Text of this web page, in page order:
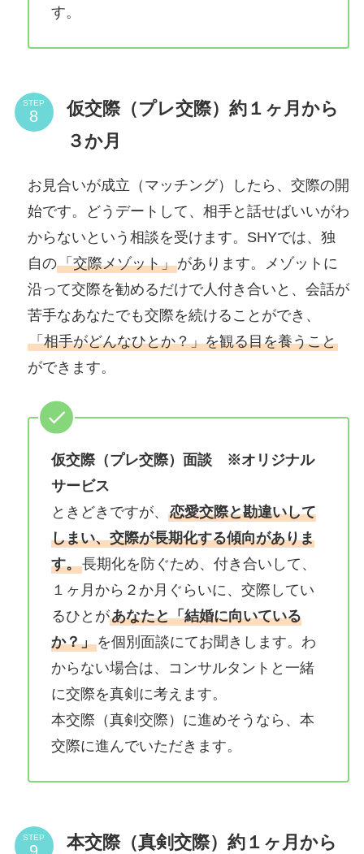
す。
STEP
仮交際（プレ交際）約１ヶ月から
３か月
お見合いが成立（マッチング）したら、交際の開
始です。どうデートして、相手と話せばいいがわ
からないという相談を受けます。SHYでは、独
自の「交際メゾット」があります。メゾットに
沿って交際を勧めるだけで人付き合いと、会話が
苦手なあなたでも交際を続けることができ、
「相手がどんなひとか？」を観る目を養うこと
ができます。
仮交際（プレ交際）面談 ※オリジナル
サービス
ときどきですが、 恋愛交際と勘違いして
しまい、交際が長期化する傾向がありま
す。長期化を防ぐため、付き合いして、
１ヶ月から２か月ぐらいに、交際してい
るひとがあなたと「結婚に向いている
か？」を個別面談にてお聞きします。わ
からない場合は、コンサルタントと一緒
に交際を真剣に考えます。
本交際（真剣交際）に進めそうなら、本
交際に進んでいただきます。
STEP
本交際（真剣交際）約１ヶ月から